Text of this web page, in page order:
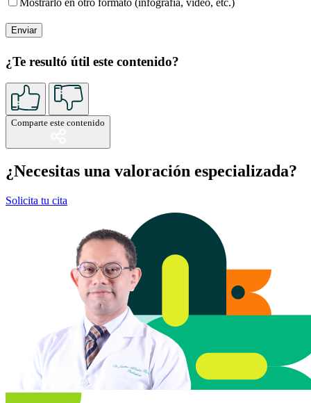
Mostrarlo en otro formato (infografía, video, etc.)
¿Te resultó útil este contenido?
Comparte este contenido
¿Necesitas una valoración especializada?
Solicita tu cita